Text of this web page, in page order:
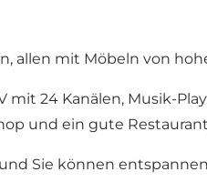
allen mit Möbeln von
24 Kanälen, Musik-
und ein gute
Sie können